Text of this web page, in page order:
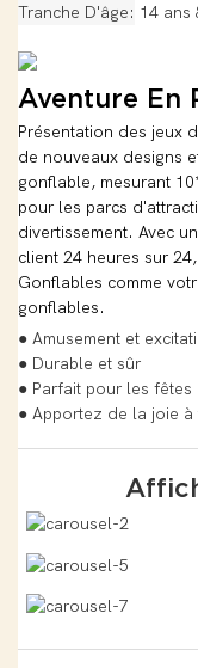
Tranche D'âge
14 ans
Aventure En
Présentation des jeux
de nouveaux designs
gonflable, mesurant
pour les parcs
divertissement. Avec
client 24 heures sur
Gonflables comme
gonflables.
● Amusement et
● Durable et sûr
● Parfait pour les fêtes
● Apportez de la joie à